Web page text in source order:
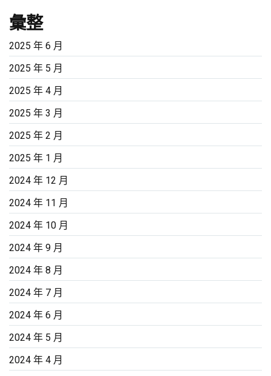
彙整
2025 年 6 月
2025 年 5 月
2025 年 4 月
2025 年 3 月
2025 年 2 月
2025 年 1 月
2024 年 12 月
2024 年 11 月
2024 年 10 月
2024 年 9 月
2024 年 8 月
2024 年 7 月
2024 年 6 月
2024 年 5 月
2024 年 4 月